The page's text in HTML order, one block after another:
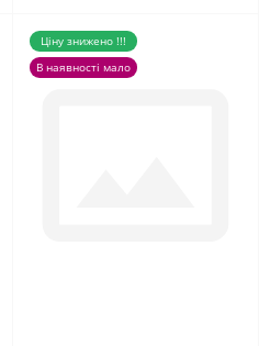
Ціну знижено !!!
В наявності мало